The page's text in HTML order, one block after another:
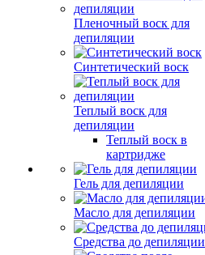
Пленочный воск для
депиляции
Синтетический воск
Теплый воск для
депиляции
Теплый воск в
картридже
Гель для депиляции
Масло для депиляции
Средства до депиляции